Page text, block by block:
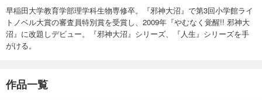
早稲田大学教育学部理学科生物専修卒。『邪神大沼』で第3回小学館ライ
トノベル大賞の審査員特別賞を受賞し、2009年『やむなく覚醒!! 邪神大
沼』に改題しデビュー。『邪神大沼』シリーズ、『人生』シリーズを手
がける。
作品一覧